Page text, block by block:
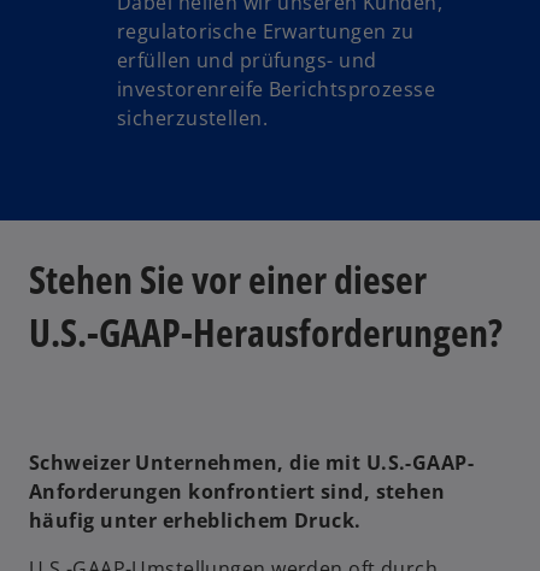
regulatorische Erwartungen zu
erfüllen und prüfungs- und
investorenreife Berichtsprozesse
sicherzustellen.
Stehen Sie vor einer dieser
U.S.-GAAP-Herausforderungen?
Schweizer Unternehmen, die mit U.S.-GAAP-
Anforderungen konfrontiert sind, stehen
häufig unter erheblichem Druck.